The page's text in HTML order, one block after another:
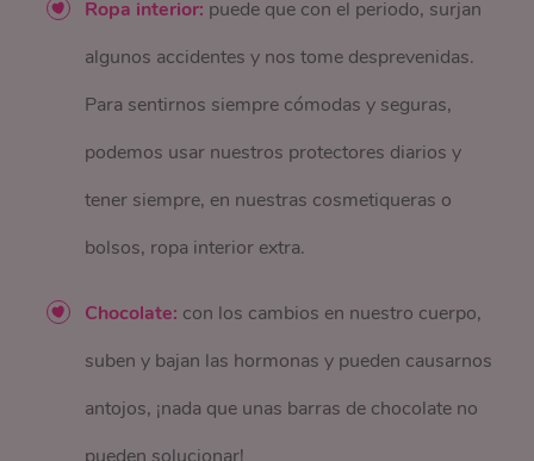
Ropa interior: puede que con el periodo, surjan
algunos accidentes y nos tome desprevenidas.
Para sentirnos siempre cómodas y seguras,
podemos usar nuestros protectores diarios y
tener siempre, en nuestras cosmetiqueras o
bolsos, ropa interior extra.
Chocolate: con los cambios en nuestro cuerpo,
suben y bajan las hormonas y pueden causarnos
antojos, ¡nada que unas barras de chocolate no